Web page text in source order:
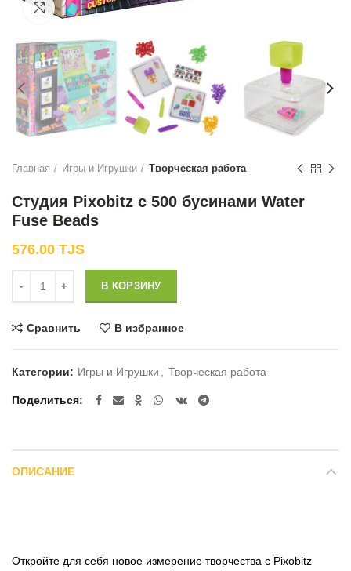
Нажмите, чтобы увеличить
Главная Игры и Игрушки Творческая работа
Студия Pixobitz с 500 бусинами Water
Fuse Beads
576.00 TJS
В КОРЗИНУ
Сравнить В избранное
Категории: Игры и Игрушки , Творческая работа
Поделиться
ОПИСАНИЕ
Откройте для себя новое измерение творчества с Pixobitz